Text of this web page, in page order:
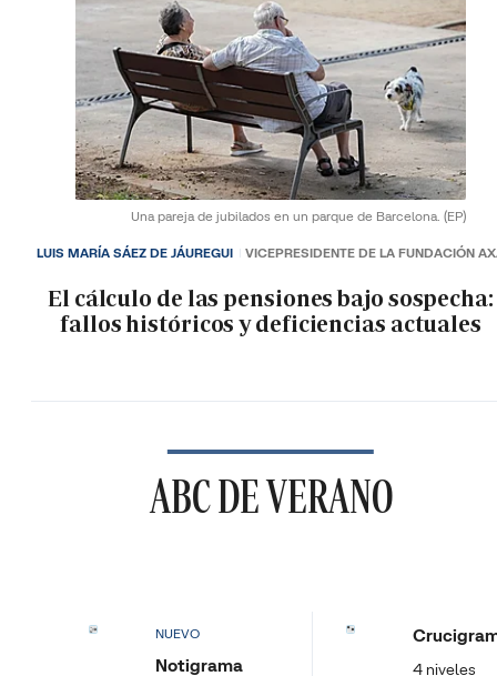
Una pareja de jubilados en un parque de Barcelona. (EP)
El cálculo de las pensiones bajo sospecha:
fallos históricos y deficiencias actuales
LUIS MARÍA SÁEZ DE JÁUREGUI VICEPRESIDENTE DE LA FUNDACIÓN
ABC DE VERANO
NUEVO
Notigrama 4 niveles